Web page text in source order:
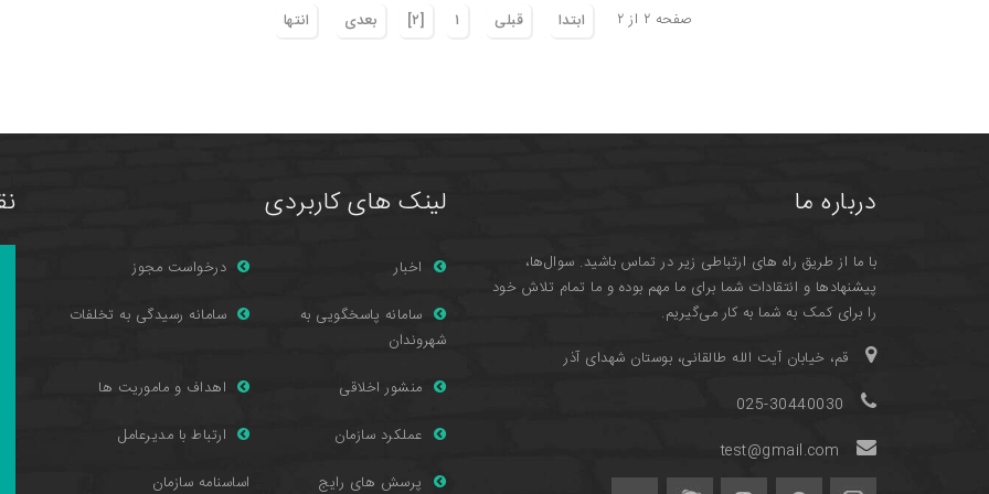
صفحه ٢ از ٢ ابتدا قبلی ١ [٢] بعدی انتها
درباره ما
با ما از طریق راه های ارتباطی زیر در تماس باشید. سوال‌ها،
پیشنهادها و انتقادات شما برای ما مهم بوده و ما تمام تلاش خود
را برای کمک به شما به کار می‌گیریم.
قم، خیابان آیت الله طالقانی، بوستان شهدای آذر
025-30440030
test@gmail.com
لینک های کاربردی
اخبار
درخواست مجوز
سامانه پاسخگویی به
شهروندان
سامانه رسیدگی به تخلفات
منشور اخلاقی
اهداف و ماموریت ها
عملکرد سازمان
ارتباط با مدیرعامل
پرسش های رایج اساسنامه سازمان